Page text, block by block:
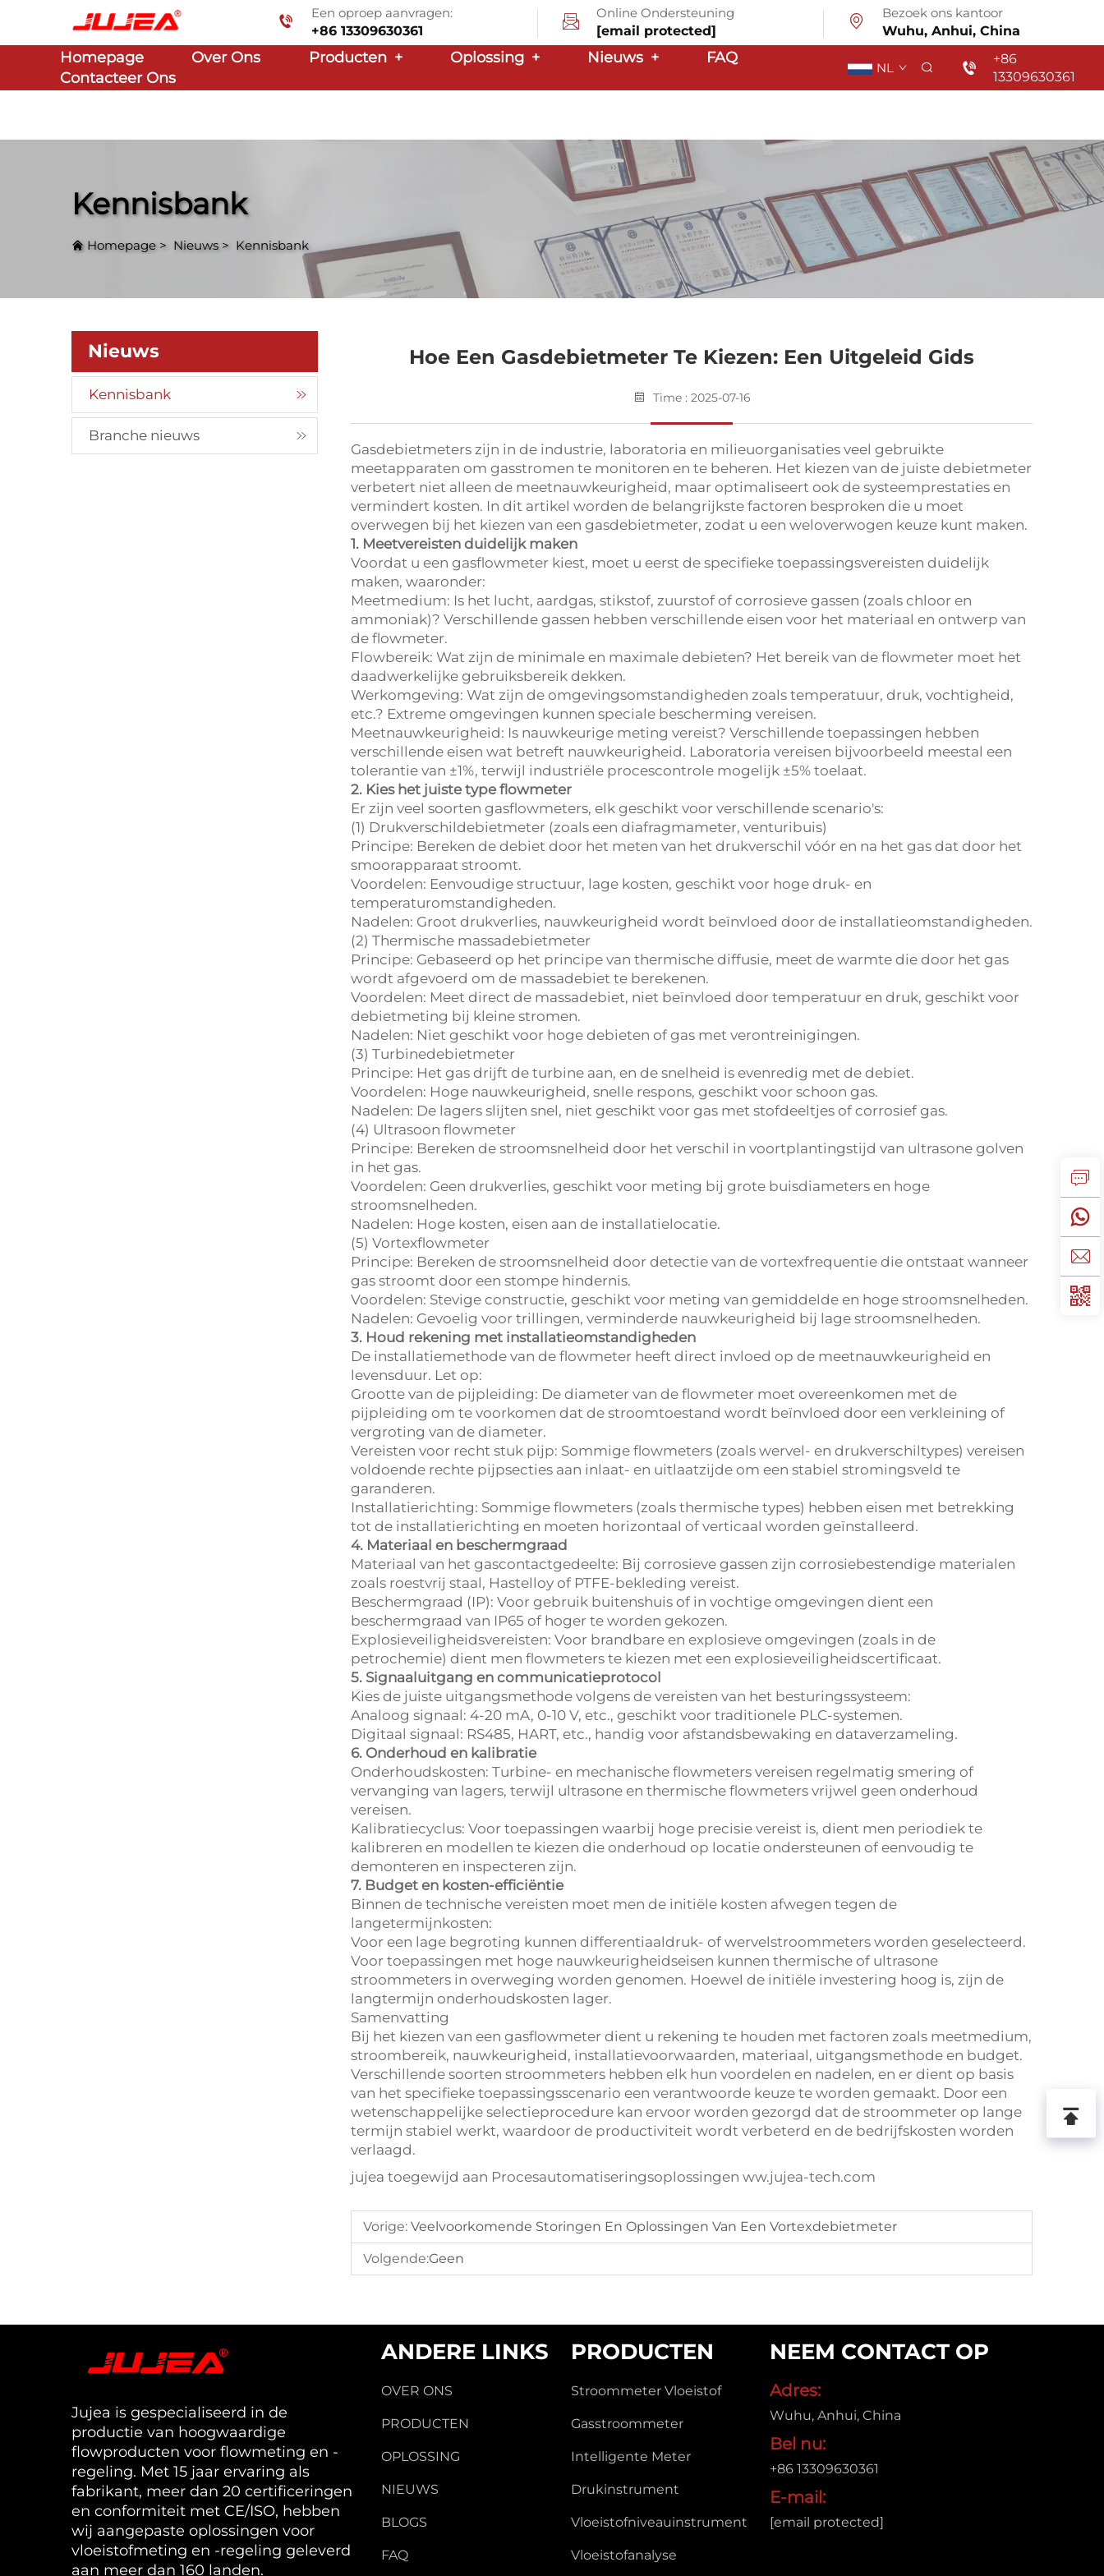
Een oproep aanvragen:
+86 13309630361
Online Ondersteuning
[email protected]
Bezoek ons kantoor
Wuhu, Anhui, China
Homepage Over Ons Producten + Oplossing + Nieuws +
FAQ
Contacteer Ons
NL
+86
13309630361
Kennisbank
Homepage > Nieuws > Kennisbank
Nieuws
Kennisbank
Branche nieuws
Hoe Een Gasdebietmeter Te Kiezen: Een Uitgeleid Gids
Time : 2025-07-16
Gasdebietmeters zijn in de industrie, laboratoria en milieuorganisaties veel gebruikte
meetapparaten om gasstromen te monitoren en te beheren. Het kiezen van de juiste debietmeter
verbetert niet alleen de meetnauwkeurigheid, maar optimaliseert ook de systeemprestaties en
vermindert kosten. In dit artikel worden de belangrijkste factoren besproken die u moet
overwegen bij het kiezen van een gasdebietmeter, zodat u een weloverwogen keuze kunt maken.
1. Meetvereisten duidelijk maken
Voordat u een gasflowmeter kiest, moet u eerst de specifieke toepassingsvereisten duidelijk
maken, waaronder:
Meetmedium: Is het lucht, aardgas, stikstof, zuurstof of corrosieve gassen (zoals chloor en
ammoniak)? Verschillende gassen hebben verschillende eisen voor het materiaal en ontwerp van
de flowmeter.
Flowbereik: Wat zijn de minimale en maximale debieten? Het bereik van de flowmeter moet het
daadwerkelijke gebruiksbereik dekken.
Werkomgeving: Wat zijn de omgevingsomstandigheden zoals temperatuur, druk, vochtigheid,
etc.? Extreme omgevingen kunnen speciale bescherming vereisen.
Meetnauwkeurigheid: Is nauwkeurige meting vereist? Verschillende toepassingen hebben
verschillende eisen wat betreft nauwkeurigheid. Laboratoria vereisen bijvoorbeeld meestal een
tolerantie van ±1%, terwijl industriële procescontrole mogelijk ±5% toelaat.
2. Kies het juiste type flowmeter
Er zijn veel soorten gasflowmeters, elk geschikt voor verschillende scenario's:
(1) Drukverschildebietmeter (zoals een diafragmameter, venturibuis)
Principe: Bereken de debiet door het meten van het drukverschil vóór en na het gas dat door het
smoorapparaat stroomt.
Voordelen: Eenvoudige structuur, lage kosten, geschikt voor hoge druk- en
temperaturomstandigheden.
Nadelen: Groot drukverlies, nauwkeurigheid wordt beïnvloed door de installatieomstandigheden.
(2) Thermische massadebietmeter
Principe: Gebaseerd op het principe van thermische diffusie, meet de warmte die door het gas
wordt afgevoerd om de massadebiet te berekenen.
Voordelen: Meet direct de massadebiet, niet beïnvloed door temperatuur en druk, geschikt voor
debietmeting bij kleine stromen.
Nadelen: Niet geschikt voor hoge debieten of gas met verontreinigingen.
(3) Turbinedebietmeter
Principe: Het gas drijft de turbine aan, en de snelheid is evenredig met de debiet.
Voordelen: Hoge nauwkeurigheid, snelle respons, geschikt voor schoon gas.
Nadelen: De lagers slijten snel, niet geschikt voor gas met stofdeeltjes of corrosief gas.
(4) Ultrasoon flowmeter
Principe: Bereken de stroomsnelheid door het verschil in voortplantingstijd van ultrasone golven
in het gas.
Voordelen: Geen drukverlies, geschikt voor meting bij grote buisdiameters en hoge
stroomsnelheden.
Nadelen: Hoge kosten, eisen aan de installatielocatie.
(5) Vortexflowmeter
Principe: Bereken de stroomsnelheid door detectie van de vortexfrequentie die ontstaat wanneer
gas stroomt door een stompe hindernis.
Voordelen: Stevige constructie, geschikt voor meting van gemiddelde en hoge stroomsnelheden.
Nadelen: Gevoelig voor trillingen, verminderde nauwkeurigheid bij lage stroomsnelheden.
3. Houd rekening met installatieomstandigheden
De installatiemethode van de flowmeter heeft direct invloed op de meetnauwkeurigheid en
levensduur. Let op:
Grootte van de pijpleiding: De diameter van de flowmeter moet overeenkomen met de
pijpleiding om te voorkomen dat de stroomtoestand wordt beïnvloed door een verkleining of
vergroting van de diameter.
Vereisten voor recht stuk pijp: Sommige flowmeters (zoals wervel- en drukverschiltypes) vereisen
voldoende rechte pijpsecties aan inlaat- en uitlaatzijde om een stabiel stromingsveld te
garanderen.
Installatierichting: Sommige flowmeters (zoals thermische types) hebben eisen met betrekking
tot de installatierichting en moeten horizontaal of verticaal worden geïnstalleerd.
4. Materiaal en beschermgraad
Materiaal van het gascontactgedeelte: Bij corrosieve gassen zijn corrosiebestendige materialen
zoals roestvrij staal, Hastelloy of PTFE-bekleding vereist.
Beschermgraad (IP): Voor gebruik buitenshuis of in vochtige omgevingen dient een
beschermgraad van IP65 of hoger te worden gekozen.
Explosieveiligheidsvereisten: Voor brandbare en explosieve omgevingen (zoals in de
petrochemie) dient men flowmeters te kiezen met een explosieveiligheidscertificaat.
5. Signaaluitgang en communicatieprotocol
Kies de juiste uitgangsmethode volgens de vereisten van het besturingssysteem:
Analoog signaal: 4-20 mA, 0-10 V, etc., geschikt voor traditionele PLC-systemen.
Digitaal signaal: RS485, HART, etc., handig voor afstandsbewaking en dataverzameling.
6. Onderhoud en kalibratie
Onderhoudskosten: Turbine- en mechanische flowmeters vereisen regelmatig smering of
vervanging van lagers, terwijl ultrasone en thermische flowmeters vrijwel geen onderhoud
vereisen.
Kalibratiecyclus: Voor toepassingen waarbij hoge precisie vereist is, dient men periodiek te
kalibreren en modellen te kiezen die onderhoud op locatie ondersteunen of eenvoudig te
demonteren en inspecteren zijn.
7. Budget en kosten-efficiëntie
Binnen de technische vereisten moet men de initiële kosten afwegen tegen de
langetermijnkosten:
Voor een lage begroting kunnen differentiaaldruk- of wervelstroommeters worden geselecteerd.
Voor toepassingen met hoge nauwkeurigheidseisen kunnen thermische of ultrasone
stroommeters in overweging worden genomen. Hoewel de initiële investering hoog is, zijn de
langtermijn onderhoudskosten lager.
Samenvatting
Bij het kiezen van een gasflowmeter dient u rekening te houden met factoren zoals meetmedium,
stroombereik, nauwkeurigheid, installatievoorwaarden, materiaal, uitgangsmethode en budget.
Verschillende soorten stroommeters hebben elk hun voordelen en nadelen, en er dient op basis
van het specifieke toepassingsscenario een verantwoorde keuze te worden gemaakt. Door een
wetenschappelijke selectieprocedure kan ervoor worden gezorgd dat de stroommeter op lange
termijn stabiel werkt, waardoor de productiviteit wordt verbeterd en de bedrijfskosten worden
verlaagd.
jujea toegewijd aan Procesautomatiseringsoplossingen ww.jujea-tech.com
Vorige: Veelvoorkomende Storingen En Oplossingen Van Een Vortexdebietmeter
Volgende:Geen
Jujea is gespecialiseerd in de
productie van hoogwaardige
flowproducten voor flowmeting en -
regeling. Met 15 jaar ervaring als
fabrikant, meer dan 20 certificeringen
en conformiteit met CE/ISO, hebben
wij aangepaste oplossingen voor
vloeistofmeting en -regeling geleverd
aan meer dan 160 landen.
ANDERE LINKS
OVER ONS
PRODUCTEN
OPLOSSING
NIEUWS
BLOGS
FAQ
PRODUCTEN
Stroommeter Vloeistof
Gasstroommeter
Intelligente Meter
Drukinstrument
Vloeistofniveauinstrument
Vloeistofanalyse
NEEM CONTACT OP
Adres:
Wuhu, Anhui, China
Bel nu:
+86 13309630361
E-mail:
[email protected]